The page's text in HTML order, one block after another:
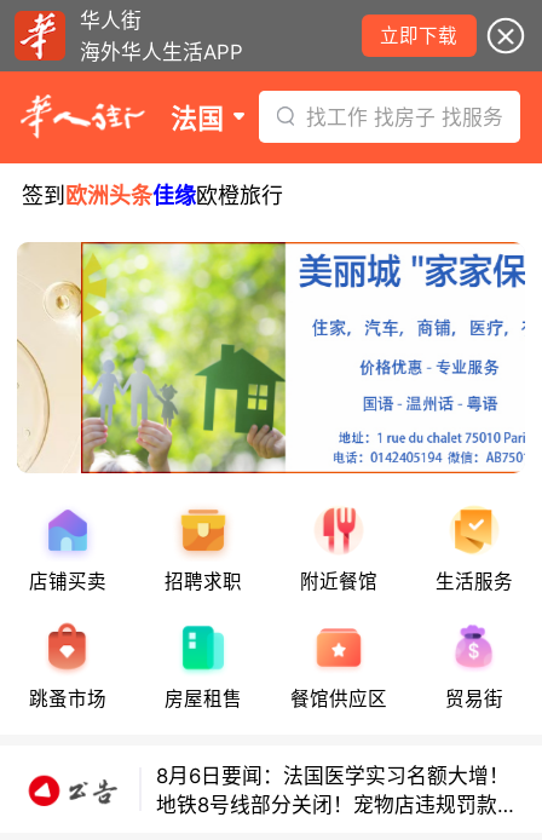
华人街
海外华人生活APP
立即下载
法国 找工作 找房子 找服务
签到 欧洲头条佳缘欧橙旅行
店铺买卖 招聘求职 附近餐馆 生活服务
跳蚤市场 房屋租售 餐馆供应区 贸易街
地铁8号线部分关闭！宠物店违规罚款出
炉！
巴黎地铁音乐家海选启动！
8月6日要闻：法国医学实习名额大增！
地铁8号线部分关闭！宠物店违规罚款出